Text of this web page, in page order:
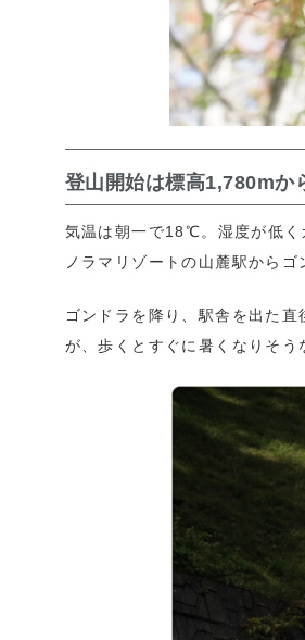
登山開始は標高1,780mか
気温は朝一で18℃。湿度が低く
ノラマリゾートの山麓駅から
ゴンドラを降り、駅舎を出た
が、歩くとすぐに暑くなりそ